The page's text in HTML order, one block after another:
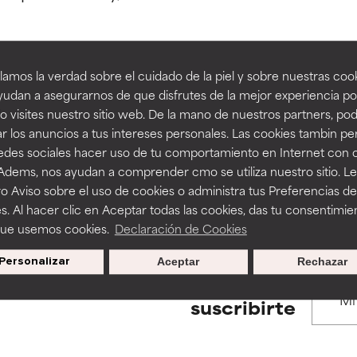
la verdad sobre el cuidado de la piel y sobre nuestras
a asegurarnos de que disfrutes de la mejor experiencia
visites nuestro sitio web. De la mano de nuestros partners,
los anuncios a tus intereses personales. Las cookies tambin
sociales hacer uso de tu comportamiento en Internet con
nos ayudan a comprender cmo se utiliza nuestro sitio.
Aviso sobre el uso de cookies o administra tus Preferencias de
Al hacer clic en Aceptar todas las cookies, das tu
usemos cookies. Declaración de Cookies
Personalizar Rechazar
Aceptar
BACK TO SEARCH
to assess ingredients in this dictionary. Regulations
tan beneficiosos como los de la categoría excelente, suelen ser
la estabilidad o la absorción de una fórmula.
ciertas limitaciones en cuanto a su apariencia, estabilidad o
básicos o que no cuentan con suficiente respaldo científico.
algunos beneficios se recomienda evitarlo por su
efectos adversos como irritación, inflamación o
se utiliza en altas concentraciones o junto con otros
tan beneficiosos como los de la categoría excelente, suelen ser
la estabilidad o la absorción de una fórmula.
ciertas limitaciones en cuanto a su apariencia, estabilidad o
básicos o que no cuentan con suficiente respaldo científico.
algunos beneficios se recomienda evitarlo por su
efectos adversos como irritación, inflamación o
se utiliza en altas concentraciones o junto con otros
suscribirte